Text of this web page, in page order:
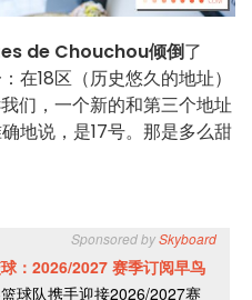
de Chouchou倾倒了
在18区（历史悠久的地址）
们，一个新的和第三个地址
地说，是17号。那是多么甜